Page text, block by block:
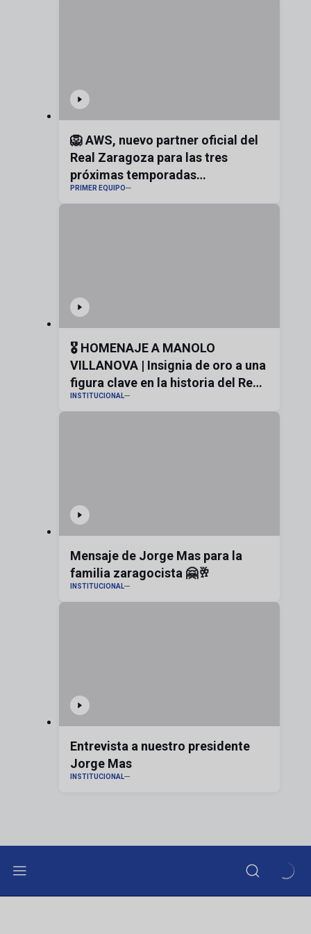
🦁 AWS, nuevo partner oficial del
Real Zaragoza para las tres
próximas temporadas
#realzaragoza
PRIMER EQUIPO
🎖️ HOMENAJE A MANOLO
VILLANOVA | Insignia de oro a una
figura clave en la historia del Real
Zaragoza
INSTITUCIONAL
Mensaje de Jorge Mas para la
familia zaragocista 🤗🥂
INSTITUCIONAL
Entrevista a nuestro presidente
Jorge Mas
INSTITUCIONAL